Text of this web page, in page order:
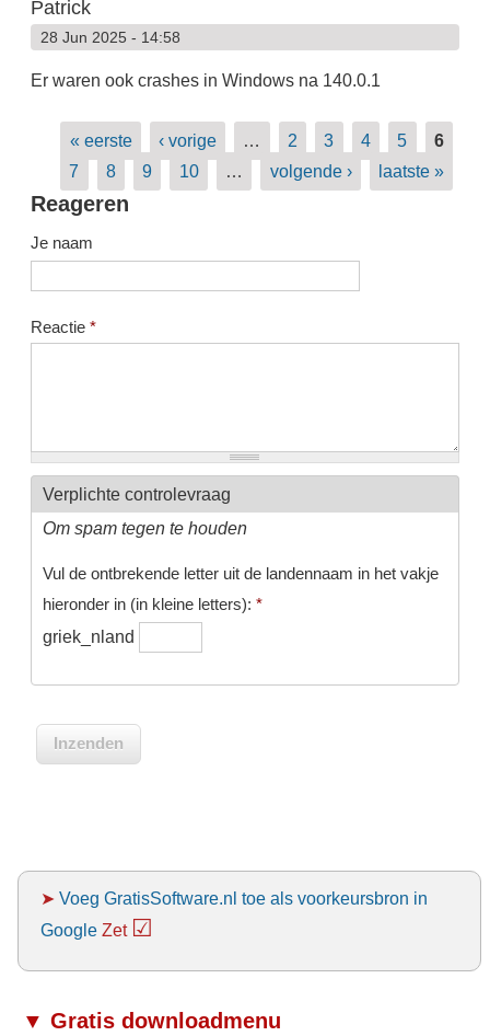
Patrick
28 Jun 2025 - 14:58
Er waren ook crashes in Windows na 140.0.1
Pagina's
« eerste ‹ vorige … 2 3 4 5
6
7
8 9 10 … volgende › laatste »
Reageren
Je naam
Reactie *
Verplichte controlevraag
Om spam tegen te houden
Vul de ontbrekende letter uit de landennaam in het vakje
hieronder in (in kleine letters): *
griek_nland
➤ Voeg GratisSoftware.nl toe als voorkeursbron in
Google Zet ☑
▼ Gratis downloadmenu